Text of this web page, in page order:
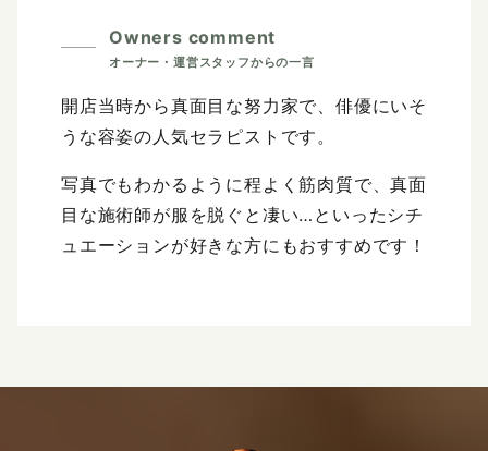
Owners comment
開店当時から真面目な努力家で、俳優にいそ
うな容姿の人気セラピストです。
写真でもわかるように程よく筋肉質で、真面
目な施術師が服を脱ぐと凄い…といったシチ
ュエーションが好きな方にもおすすめです！